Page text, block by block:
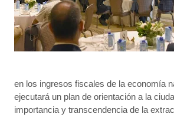
en los ingresos fiscales de la economía
ejecutará un plan de orientación a la
importancia y transcendencia de la